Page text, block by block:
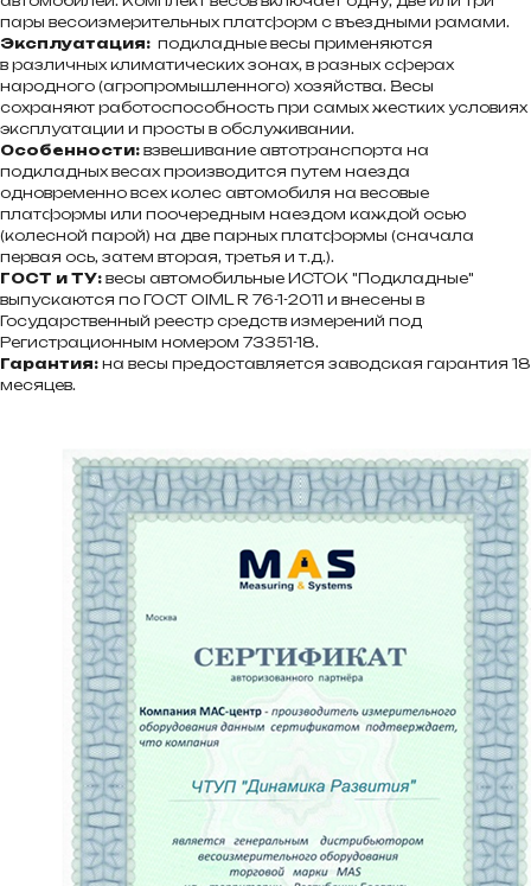
пары весоизмерительных платформ с въездными рамами.
Эксплуатация: подкладные весы применяются
в различных климатических зонах, в разных сферах
народного (агропромышленного) хозяйства. Весы
сохраняют работоспособность при самых жестких условиях
эксплуатации и просты в обслуживании.
Особенности: взвешивание автотранспорта на
подкладных весах производится путем наезда
одновременно всех колес автомобиля на весовые
платформы или поочередным наездом каждой осью
(колесной парой) на две парных платформы (сначала
первая ось, затем вторая, третья и т.д.).
ГОСТ и ТУ: весы автомобильные ИСТОК "Подкладные"
выпускаются по ГОСТ OIML R 76-1-2011 и внесены в
Государственный реестр средств измерений под
Регистрационным номером 73351-18.
Гарантия: на весы предоставляется заводская гарантия 18
месяцев.